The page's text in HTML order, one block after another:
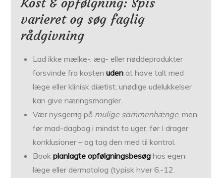
varieret og søg faglig
rådgivning
Lad ikke mælke-, æg- eller nødde­produkter
forsvinde fra kostenuden at have talt med
læge eller klinisk diætist; unødige udelukkelser
kan give nærings­mangler.
Vær nysgerrig på mulige sammenhænge, men
før mad-dagbog i mindst to uger, før I drager
konklusioner – og tag den med til kontrol.
Bookplanlagte opfølgnings­besøg hos egen
læge eller dermatolog (typisk hver 6.-12.